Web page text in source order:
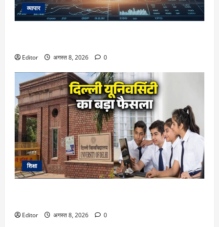
व्यापार
Editor अगस्त 8, 2026 0
शिक्षा
Editor अगस्त 8, 2026 0